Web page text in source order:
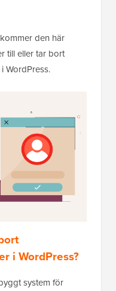
den här
till eller tar bort
WordPress.
i WordPress?
system för